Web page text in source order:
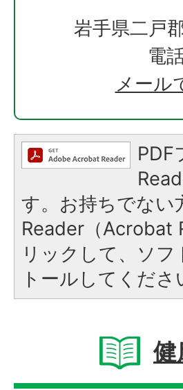
岩手県二戸
電
メール
PDF
す。お持ちでない
Reader（Acrobat
リックして、ソ
トールしてくださ
健